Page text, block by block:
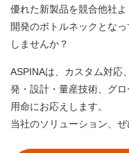
優れた新製品を競合他社
開発のボトルネックとな
しませんか？
ASPINAは、カスタム対応
発・設計・量産技術、グ
用命にお応えします。
当社のソリューション、ぜ